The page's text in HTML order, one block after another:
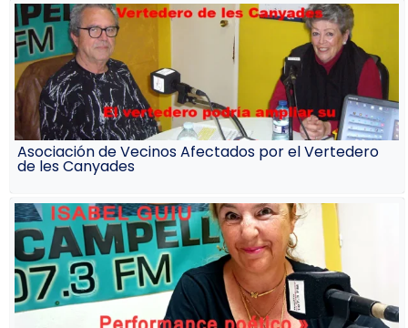
Asociación de Vecinos Afectados por el Vertedero
de les Canyades